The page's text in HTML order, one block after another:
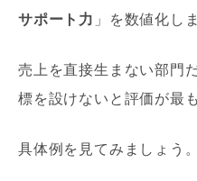
サポート力 」を数値化し
売上を直接生まない部門
標を設けないと評価が最
具体例を見てみましょう。